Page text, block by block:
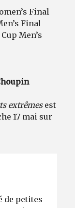
Final
Final
Men’s
extrêmesest
17 mai sur
de petites